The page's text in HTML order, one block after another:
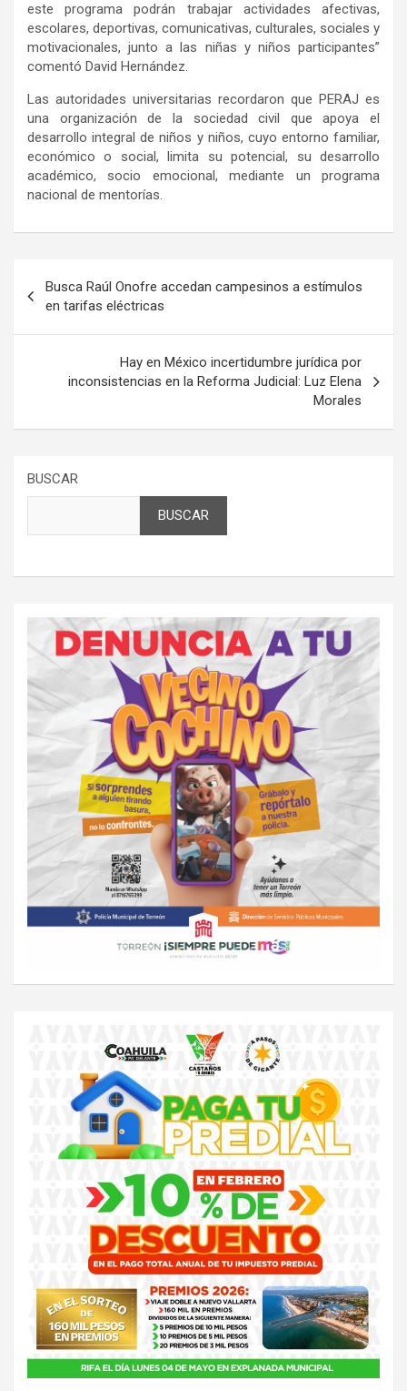
este programa podrán trabajar actividades afectivas,
escolares, deportivas, comunicativas, culturales, sociales y
motivacionales, junto a las niñas y niños participantes”
comentó David Hernández.
Las autoridades universitarias recordaron que PERAJ es
una organización de la sociedad civil que apoya el
desarrollo integral de niños y niños, cuyo entorno familiar,
económico o social, limita su potencial, su desarrollo
académico, socio emocional, mediante un programa
nacional de mentorías.
de
entradas
Busca Raúl Onofre accedan campesinos a estímulos
en tarifas eléctricas
Hay en México incertidumbre jurídica por
inconsistencias en la Reforma Judicial: Luz Elena
Morales
BUSCAR
BUSCAR